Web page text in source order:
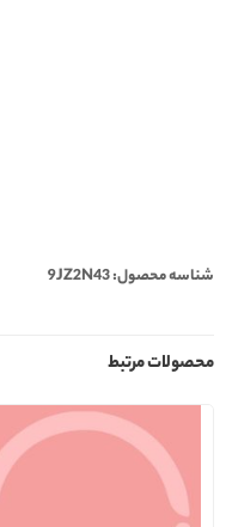
شناسه محصول: 9JZ2N43
محصولات مرتبط